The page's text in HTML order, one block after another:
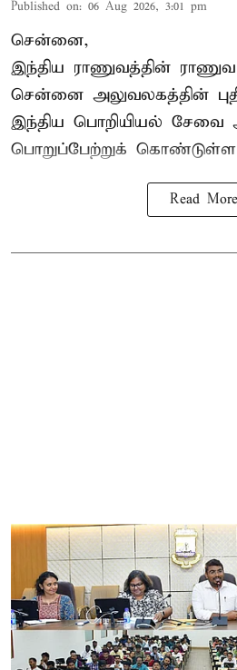
Published on: 06 Aug 2026, 3:01 pm
சென்னை,
இந்திய ராணுவத்தின்
சென்னை அலுவலகத்தின்
இந்திய பொறியியல் சேவை
பொறுப்பேற்றுக்
Read More